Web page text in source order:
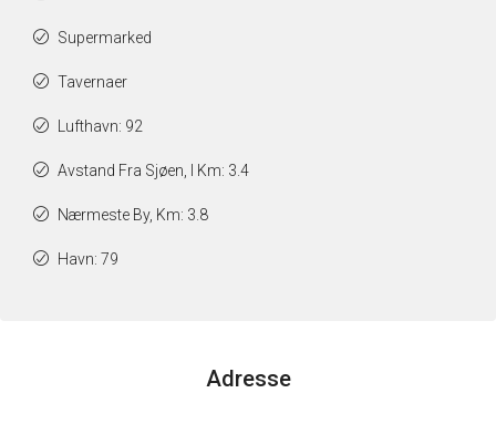
Supermarked
Tavernaer
Lufthavn: 92
Avstand Fra Sjøen, I Km: 3.4
Nærmeste By, Km: 3.8
Havn: 79
Adresse